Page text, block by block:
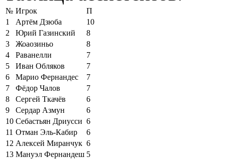
№ Игрок
П
1
Артём Дзюба
10
2
Юрий Газинский
8
3
Жоаозиньо
8
4
Раванелли
7
5
Иван Обляков
7
6
Марио Фернандес
7
7
Фёдор Чалов
7
8
Сергей Ткачёв
6
9
Сердар Азмун
6
10 Себастьян Дриусси 6
11 Отман Эль-Кабир
6
12 Алексей Миранчук 6
13 Мануэл Фернандеш 5